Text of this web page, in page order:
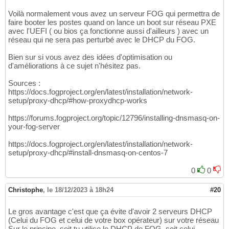
Voilà normalement vous avez un serveur FOG qui permettra de
faire booter les postes quand on lance un boot sur réseau PXE
avec l'UEFI ( ou bios ça fonctionne aussi d'ailleurs ) avec un
réseau qui ne sera pas perturbé avec le DHCP du FOG.
Bien sur si vous avez des idées d'optimisation ou
d'améliorations à ce sujet n'hésitez pas.
Sources :
https://docs.fogproject.org/en/latest/installation/network-
setup/proxy-dhcp/#how-proxydhcp-works
https://forums.fogproject.org/topic/12796/installing-dnsmasq-on-
your-fog-server
https://docs.fogproject.org/en/latest/installation/network-
setup/proxy-dhcp/#install-dnsmasq-on-centos-7
0 0
Christophe, le 18/12/2023 à 18h24 #20
Le gros avantage c'est que ça évite d'avoir 2 serveurs DHCP
(Celui du FOG et celui de votre box opérateur) sur votre réseau